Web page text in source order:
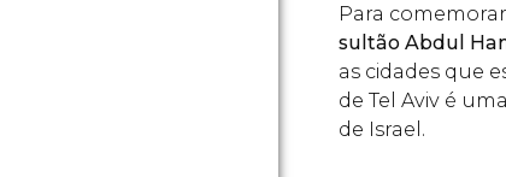
Para
sultão Abdul
as cidades que
de Tel Aviv é
de Israel.